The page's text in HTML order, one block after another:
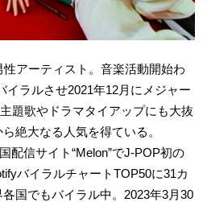
アーティスト。音楽活動開始わ
イラルさせ2021年12月にメジャー
題歌やドラマタイアップにも大抜
絶大なる人気を得ている。
配信サイト“Melon”でJ-POP初の
バイラルチャートTOP50に31カ
国でもバイラル中。2023年3月30